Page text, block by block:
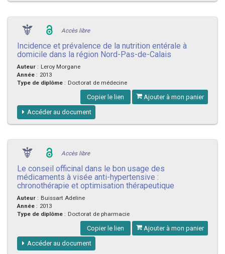
Accès libre
Incidence et prévalence de la nutrition entérale à
domicile dans la région Nord-Pas-de-Calais
Auteur : Leroy Morgane
Année : 2013
Type de diplôme : Doctorat de médecine
Copier le lien Ajouter à mon panier
Accéder au document
Accès libre
Le conseil officinal dans le bon usage des
médicaments à visée anti-hypertensive :
chronothérapie et optimisation thérapeutique
Auteur : Buissart Adeline
Année : 2013
Type de diplôme : Doctorat de pharmacie
Copier le lien Ajouter à mon panier
Accéder au document